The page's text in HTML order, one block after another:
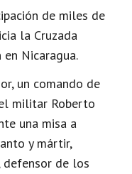
de miles de
la Cruzada
Nicaragua.
un comando de
militar Roberto
una misa a
y mártir,
defensor de los